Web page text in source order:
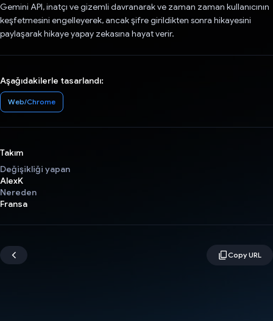
Gemini API, inatçı ve gizemli davranarak ve zaman zaman kullanıcının
keşfetmesini engelleyerek, ancak şifre girildikten sonra hikayesini
paylaşarak hikaye yapay zekasına hayat verir.
Aşağıdakilerle tasarlandı:
Web/Chrome
Takım
Değişikliği yapan
AlexK
Nereden
Fransa